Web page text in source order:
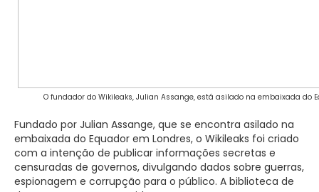
O fundador do Wikileaks, Julian Assange, está asilado na embaixada do
Fundado por Julian Assange, que se encontra asilado na
embaixada do Equador em Londres, o Wikileaks foi criado
com a intenção de publicar informações secretas e
censuradas de governos, divulgando dados sobre guerras,
espionagem e corrupção para o público. A biblioteca de